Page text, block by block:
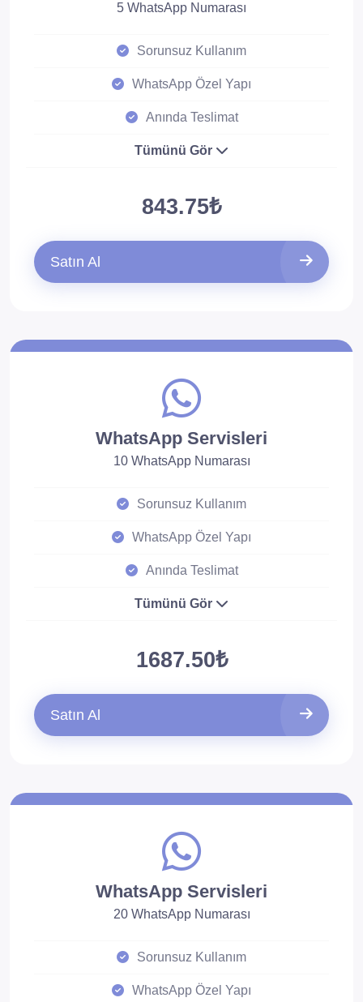
5 WhatsApp Numarası
Sorunsuz Kullanım
WhatsApp Özel Yapı
Anında Teslimat
Tümünü Gör
843.75₺
Satın Al
WhatsApp Servisleri
10 WhatsApp Numarası
Sorunsuz Kullanım
WhatsApp Özel Yapı
Anında Teslimat
Tümünü Gör
1687.50₺
Satın Al
WhatsApp Servisleri
20 WhatsApp Numarası
Sorunsuz Kullanım
WhatsApp Özel Yapı